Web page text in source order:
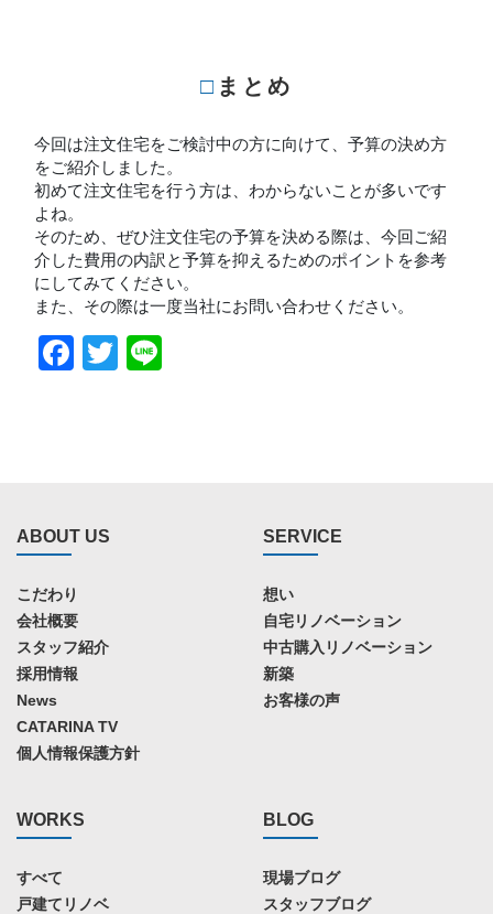
□まとめ
今回は注文住宅をご検討中の方に向けて、予算の決め方
をご紹介しました。
初めて注文住宅を行う方は、わからないことが多いです
よね。
そのため、ぜひ注文住宅の予算を決める際は、今回ご紹
介した費用の内訳と予算を抑えるためのポイントを参考
にしてみてください。
また、その際は一度当社にお問い合わせください。
Facebook
Twitter
ABOUT US
こだわり
会社概要
スタッフ紹介
採用情報
News
CATARINA TV
個人情報保護方針
SERVICE
想い
自宅リノベーション
中古購入リノベーション
新築
お客様の声
WORKS
すべて
戸建てリノベ
BLOG
現場ブログ
スタッフブログ